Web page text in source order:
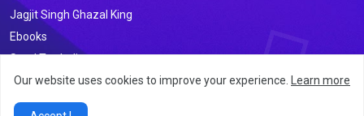
Jagjit Singh Ghazal King
Ebooks
Saral Tax India
Our website uses cookies to improve your experience. Learn more